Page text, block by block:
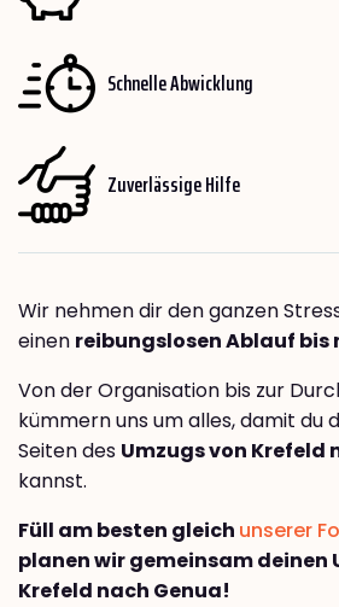
Schnelle Abwicklung
Zuverlässige Hilfe
Wir nehmen dir den ganzen
einen reibungslosen Ablauf bis
Von der Organisation bis zur
kümmern uns um alles, damit du
Seiten des Umzugs von Krefeld
kannst.
Füll am besten gleich unserer
planen wir gemeinsam deinen
Krefeld nach Genua!